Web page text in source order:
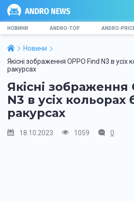
НОВИНИ ANDRO-TOP ANDRO-
Новини
Якісні зображення OPPO Find N3 в усіх
ракурсах
Якісні зображення
N3 в усіх кольорах
ракурсах
18.10.2023 1059 0